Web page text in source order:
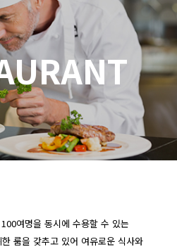
여명을 동시에 수용할 수 있는
룸을 갖추고 있어 여유로운 식사와